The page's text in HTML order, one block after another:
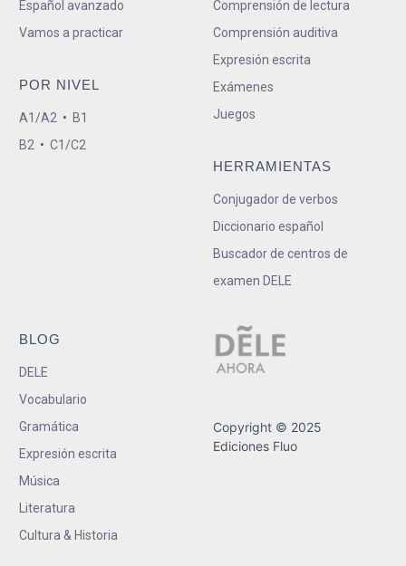
Español avanzado
Vamos a practicar
POR NIVEL
A1/A2 • B1
B2 • C1/C2
Comprensión de lectura
Comprensión auditiva
Expresión escrita
Exámenes
Juegos
HERRAMIENTAS
Conjugador de verbos
Diccionario español
Buscador de centros de
examen DELE
BLOG
DELE
Vocabulario
Gramática
Expresión escrita
Música
Literatura
Cultura & Historia
Copyright © 2025
Ediciones Fluo